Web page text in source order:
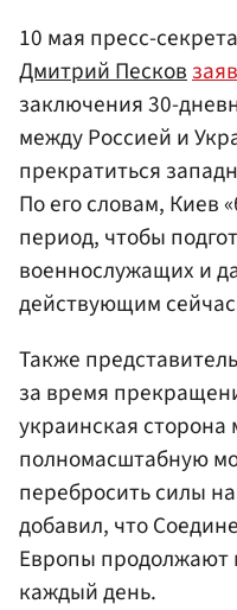
10 мая пресс-
Дмитрий Песков
заключения 30-
между Россией и
прекратиться
По его словам, Киев
период, чтобы
военнослужащих и
действующим
Также
за время
украинская
полномасштабную
перебросить силы
добавил, что
Европы продолжают
каждый день.